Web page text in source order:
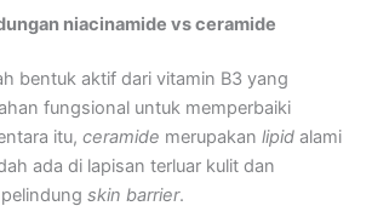
niacinamide vs ceramide
bentuk aktif dari vitamin B3 yang
fungsional untuk memperbaiki
itu, ceramide merupakan lipid alami
ada di lapisan terluar kulit dan
skin barrier.